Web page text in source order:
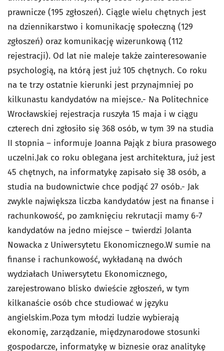
prawnicze (195 zgłoszeń). Ciągle wielu chętnych jest
na dziennikarstwo i komunikację społeczną (129
zgłoszeń) oraz komunikację wizerunkową (112
rejestracji). Od lat nie maleje także zainteresowanie
psychologią, na którą jest już 105 chętnych. Co roku
na te trzy ostatnie kierunki jest przynajmniej po
kilkunastu kandydatów na miejsce.- Na Politechnice
Wrocławskiej rejestracja ruszyła 15 maja i w ciągu
czterech dni zgłosiło się 368 osób, w tym 39 na studia
II stopnia – informuje Joanna Pająk z biura prasowego
uczelni.Jak co roku oblegana jest architektura, już jest
45 chętnych, na informatykę zapisało się 38 osób, a
studia na budownictwie chce podjąć 27 osób.- Jak
zwykle największa liczba kandydatów jest na finanse i
rachunkowość, po zamknięciu rekrutacji mamy 6-7
kandydatów na jedno miejsce – twierdzi Jolanta
Nowacka z Uniwersytetu Ekonomicznego.W sumie na
finanse i rachunkowość, wykładaną na dwóch
wydziałach Uniwersytetu Ekonomicznego,
zarejestrowano blisko dwieście zgłoszeń, w tym
kilkanaście osób chce studiować w języku
angielskim.Poza tym młodzi ludzie wybierają
ekonomię, zarządzanie, międzynarodowe stosunki
gospodarcze, informatykę w biznesie oraz analitykę